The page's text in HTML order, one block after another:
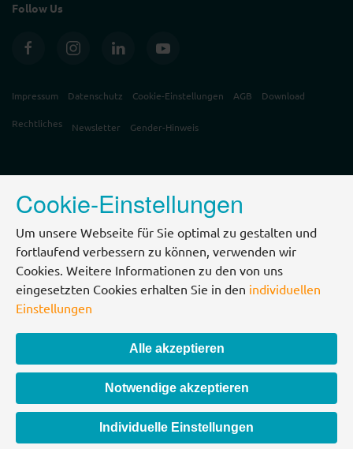
Follow Us
Impressum Datenschutz Cookie-Einstellungen AGB Download
Rechtliches Newsletter Gender-Hinweis
Cookie-Einstellungen
Um unsere Webseite für Sie optimal zu gestalten und
fortlaufend verbessern zu können, verwenden wir
Cookies. Weitere Informationen zu den von uns
eingesetzten Cookies erhalten Sie in den individuellen
Einstellungen
Alle akzeptieren
Notwendige akzeptieren
Individuelle Einstellungen